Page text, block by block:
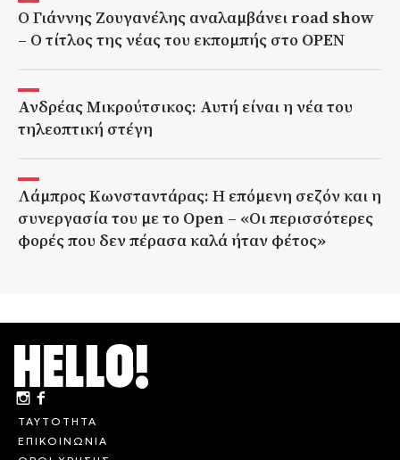
Ο Γιάννης Ζουγανέλης αναλαμβάνει road show
– Ο τίτλος της νέας του εκπομπής στο OPEN
Ανδρέας Μικρούτσικος: Αυτή είναι η νέα του
τηλεοπτική στέγη
Λάμπρος Κωνσταντάρας: Η επόμενη σεζόν και η
συνεργασία του με το Open – «Οι περισσότερες
φορές που δεν πέρασα καλά ήταν φέτος»
ΤΑΥΤΟΤΗΤΑ
ΕΠΙΚΟΙΝΩΝΙΑ